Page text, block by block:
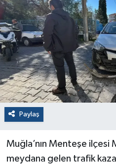
Paylaş
Muğla’nın Menteşe ilçesi
meydana gelen trafik